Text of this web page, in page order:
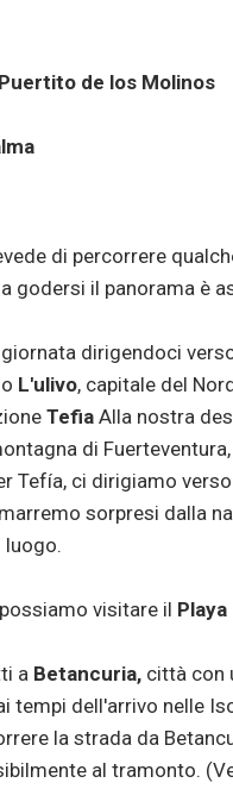
de los Molinos
di percorrere
godersi il panorama è
dirigendoci
L'ulivo, capitale del
Tefia Alla nostra
di Fuerteventura,
Tefía, ci dirigiamo verso
sorpresi dalla
luogo.
visitare il Playa
a Betancuria, città con
tempi dell'arrivo nelle
la strada da
al tramonto.